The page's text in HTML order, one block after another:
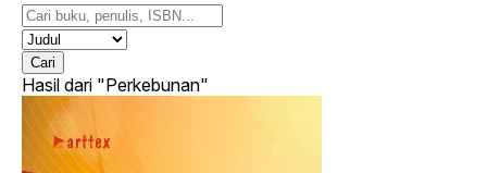
Cari
Hasil dari "Perkebunan"